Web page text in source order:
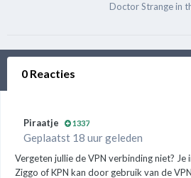
Doctor Strange in
0 Reacties
Piraatje 1337
Geplaatst 18 uur geleden
Vergeten jullie de VPN verbinding niet?
Ziggo of KPN kan door gebruik van de